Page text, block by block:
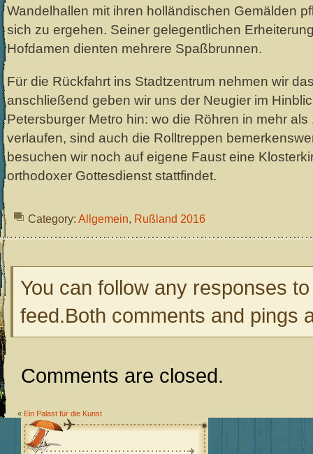
Wandelhallen mit ihren holländischen Gemälden
sich zu ergehen. Seiner gelegentlichen
Hofdamen dienten mehrere Spaßbrunnen.
Für die Rückfahrt ins Stadtzentrum nehmen wir
anschließend geben wir uns der Neugier im
Petersburger Metro hin: wo die Röhren in mehr als
verlaufen, sind auch die Rolltreppen
besuchen wir noch auf eigene Faust eine
orthodoxer Gottesdienst stattfindet.
Category: Allgemein, Rußland 2016
You can follow any responses
feed.Both comments and pings
Comments are closed.
« Ein Palast für die Kunst